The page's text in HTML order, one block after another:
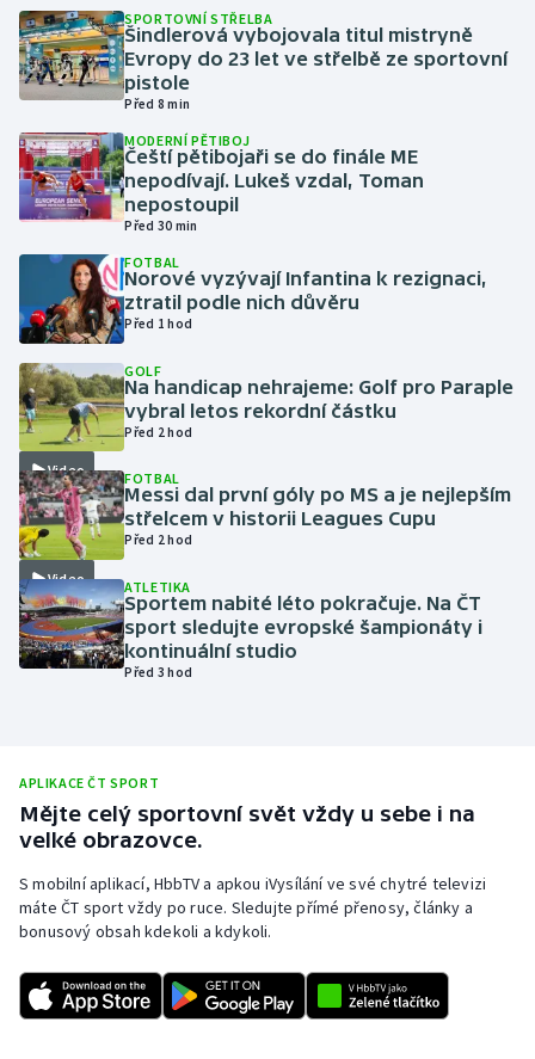
Gymnastika
Házená
Jezdectví
Judo
Krasobruslení
Lezení
Lyže a snowboard
Moderní pětiboj
Motorsport
Olympijské hry
Parasport
Plavání
Ragby
Rychlobruslení
Rychlostní kanoistika
Sportovní střelba
SPORTOVNÍ STŘELBA
Šindlerová vybojovala titul mistryně
Evropy do 23 let ve střelbě ze sportovní
pistole
Před 8 min
MODERNÍ PĚTIBOJ
Čeští pětibojaři se do finále ME
nepodívají. Lukeš vzdal, Toman
nepostoupil
Před 30 min
FOTBAL
Norové vyzývají Infantina k rezignaci,
ztratil podle nich důvěru
Před 1 hod
Video
GOLF
Na handicap nehrajeme: Golf pro Paraple
vybral letos rekordní částku
Před 2 hod
Video
FOTBAL
Messi dal první góly po MS a je nejlepším
střelcem v historii Leagues Cupu
Před 2 hod
ATLETIKA
Sportem nabité léto pokračuje. Na ČT
sport sledujte evropské šampionáty i
kontinuální studio
Před 3 hod
APLIKACE ČT SPORT
Mějte celý sportovní svět vždy u sebe i na
velké obrazovce.
S mobilní aplikací, HbbTV a apkou iVysílání ve své chytré televizi
máte ČT sport vždy po ruce. Sledujte přímé přenosy, články a
bonusový obsah kdekoli a kdykoli.